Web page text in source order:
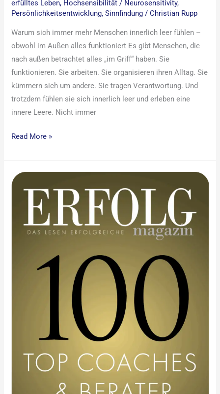
erfülltes Leben, Hochsensibilität / Neurosensitivity,
Persönlichkeitsentwicklung,Sinnfindung /Christian Rupp
Warum sich immer mehr Menschen innerlich leer fühlen –
obwohl im Außen alles funktioniert Es gibt Menschen, die
nach außen betrachtet alles „im Griff“ haben. Sie
funktionieren. Sie arbeiten. Sie organisieren ihren Alltag. Sie
kümmern sich um andere. Sie tragen Verantwortung. Und
trotzdem fühlen sie sich innerlich leer und erleben eine
innere Leere. Nicht immer
Read More »
Erfolg
Magazin